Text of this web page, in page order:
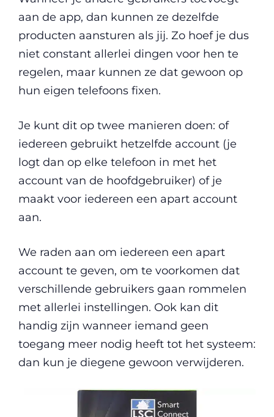
aan de app, dan kunnen ze dezelfde
producten aansturen als jij. Zo hoef je dus
niet constant allerlei dingen voor hen te
regelen, maar kunnen ze dat gewoon op
hun eigen telefoons fixen.
Je kunt dit op twee manieren doen: of
iedereen gebruikt hetzelfde account (je
logt dan op elke telefoon in met het
account van de hoofdgebruiker) of je
maakt voor iedereen een apart account
aan.
We raden aan om iedereen een apart
account te geven, om te voorkomen dat
verschillende gebruikers gaan rommelen
met allerlei instellingen. Ook kan dit
handig zijn wanneer iemand geen
toegang meer nodig heeft tot het systeem:
dan kun je diegene gewoon verwijderen.